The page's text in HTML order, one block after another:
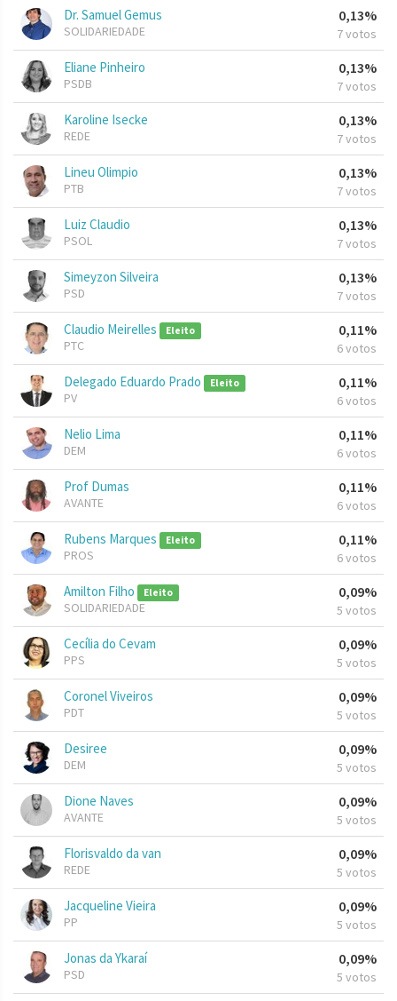
Dr. Samuel Gemus
SOLIDARIEDADE
0,13%
7 votos
Eliane Pinheiro
PSDB
0,13%
7 votos
Karoline Isecke
REDE
0,13%
7 votos
Lineu Olimpio
PTB
0,13%
7 votos
Luiz Claudio
PSOL
0,13%
7 votos
Simeyzon Silveira
PSD
0,13%
7 votos
Claudio Meirelles Eleito
PTC
0,11%
6 votos
Delegado Eduardo Prado Eleito
PV
0,11%
6 votos
Nelio Lima
DEM
0,11%
6 votos
Prof Dumas
AVANTE
0,11%
6 votos
Rubens Marques Eleito
PROS
0,11%
6 votos
Amilton Filho Eleito
SOLIDARIEDADE
0,09%
5 votos
Cecília do Cevam
PPS
0,09%
5 votos
Coronel Viveiros
PDT
0,09%
5 votos
Desiree
DEM
0,09%
5 votos
Dione Naves
AVANTE
0,09%
5 votos
Florisvaldo da van
REDE
0,09%
5 votos
Jacqueline Vieira
PP
0,09%
5 votos
Jonas da Ykaraí
PSD
0,09%
5 votos